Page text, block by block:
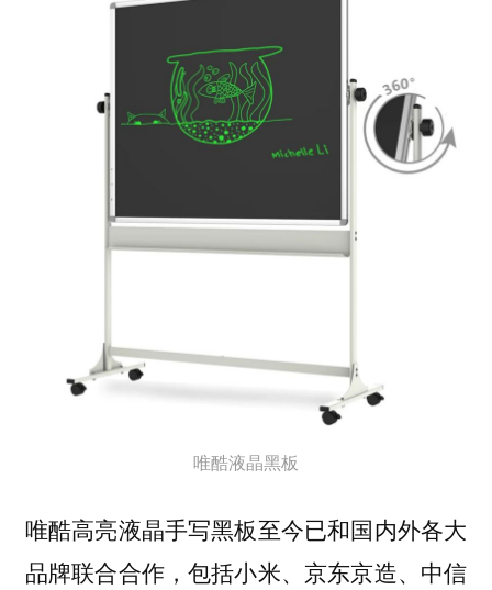
唯酷液晶黑板
唯酷高亮液晶手写黑板至今已和国内外各大
品牌联合合作，包括小米、京东京造、中信